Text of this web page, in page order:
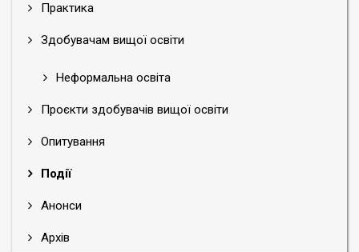
Практика
Здобувачам вищої освіти
Неформальна освіта
Проєкти здобувачів вищої освіти
Опитування
Події
Анонси
Архів